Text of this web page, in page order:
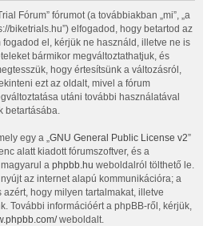
Fórum” fórumot (a továbbiakban „mi”, „a
biketrials.hu”) elfogadod, hogy betartod az
el, kérjük ne használd, illetve ne is
bármikor megváltoztathatjuk, és
hogy értesítsünk a változásról,
ezt az oldalt, mivel a fórum
utáni további használatával
betartásába.
egy a „ GNU General Public License v2”
alatt kiadott fórumszoftver, és a
magyarul a phpbb.hu weboldalról tölthető le.
az internet alapú kommunikációra; a
hogy milyen tartalmakat, illetve
További információért a phpBB-ről, kérjük,
weboldalt.